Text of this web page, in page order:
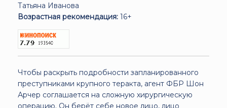
Татьяна Иванова
Возрастная рекомендация: 16+
Чтобы раскрыть подробности запланированного
преступниками крупного теракта, агент ФБР Шон
Арчер соглашается на сложную хирургическую
операцию. Он берёт себе новое лицо, лицо